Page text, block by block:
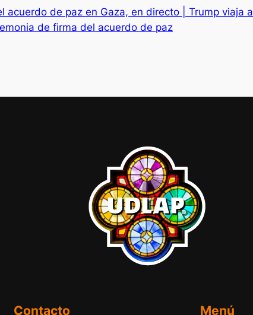
acuerdo de paz en Gaza, en directo | Trump viaja a
de firma del acuerdo de paz
Contacto Menú